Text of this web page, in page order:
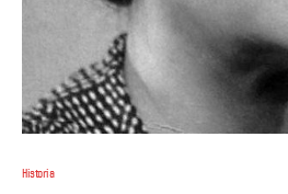
Historia